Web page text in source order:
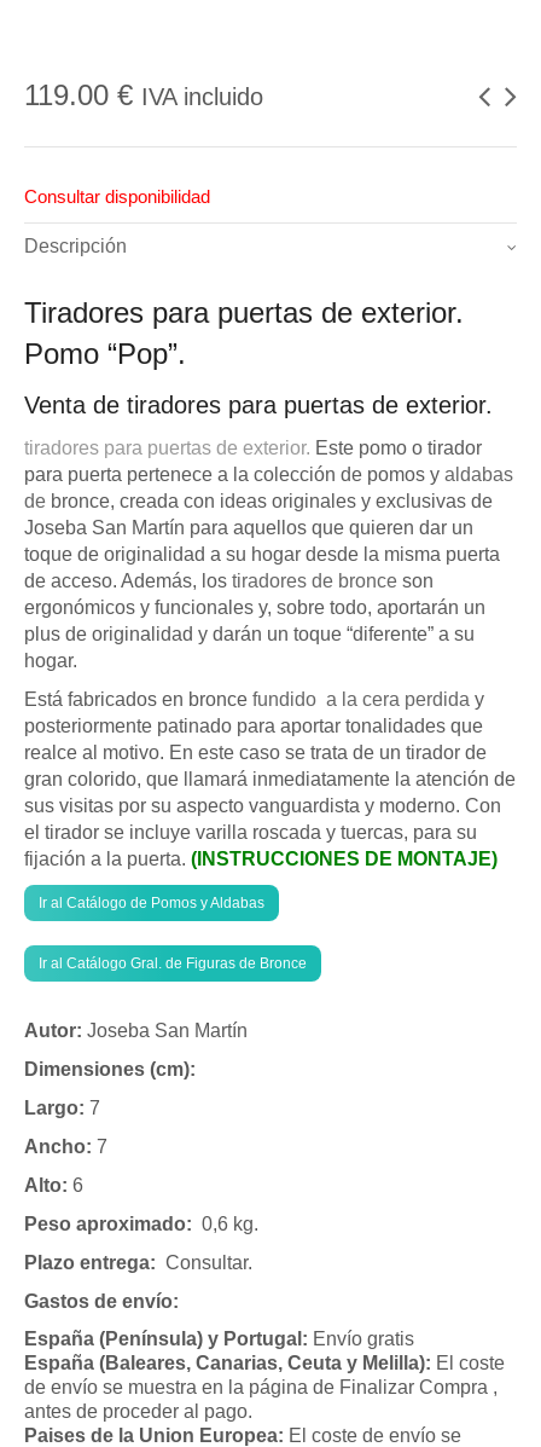
119.00 € IVA incluido
Consultar disponibilidad
Descripción
Tiradores para puertas de exterior.
Pomo “Pop”.
Venta de tiradores para puertas de exterior.
tiradores para puertas de exterior. Este pomo o tirador
para puerta pertenece a la colección de pomos y aldabas
de bronce, creada con ideas originales y exclusivas de
Joseba San Martín para aquellos que quieren dar un
toque de originalidad a su hogar desde la misma puerta
de acceso. Además, los tiradores de bronce son
ergonómicos y funcionales y, sobre todo, aportarán un
plus de originalidad y darán un toque “diferente” a su
hogar.
Está fabricados en bronce fundido a la cera perdida y
posteriormente patinado para aportar tonalidades que
realce al motivo. En este caso se trata de un tirador de
gran colorido, que llamará inmediatamente la atención de
sus visitas por su aspecto vanguardista y moderno. Con
el tirador se incluye varilla roscada y tuercas, para su
fijación a la puerta. (INSTRUCCIONES DE MONTAJE)
Ir al Catálogo de Pomos y Aldabas
Ir al Catálogo Gral. de Figuras de Bronce
Autor: Joseba San Martín
Dimensiones (cm):
Largo: 7
Ancho: 7
Alto: 6
Peso aproximado: 0,6 kg.
Plazo entrega: Consultar.
Gastos de envío:
España (Península) y Portugal: Envío gratis
España (Baleares, Canarias, Ceuta y Melilla): El coste
de envío se muestra en la página de Finalizar Compra ,
antes de proceder al pago.
Paises de la Union Europea: El coste de envío se